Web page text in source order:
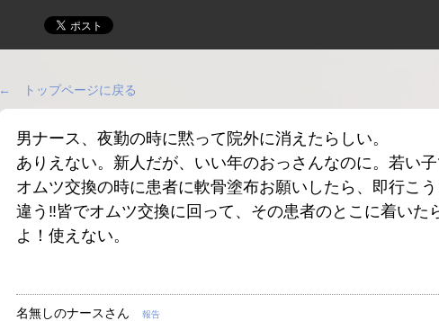
← トップページに戻る
男ナース、夜勤の時に黙って院外に消えたらしい。
ありえない。新人だが、いい年のおっさんなのに。若い子
オムツ交換の時に患者に軟骨塗布お願いしたら、即行こう
違う‼︎皆でオムツ交換に回って、その患者のとこに着いた
よ！使えない。
名無しのナースさん 報告